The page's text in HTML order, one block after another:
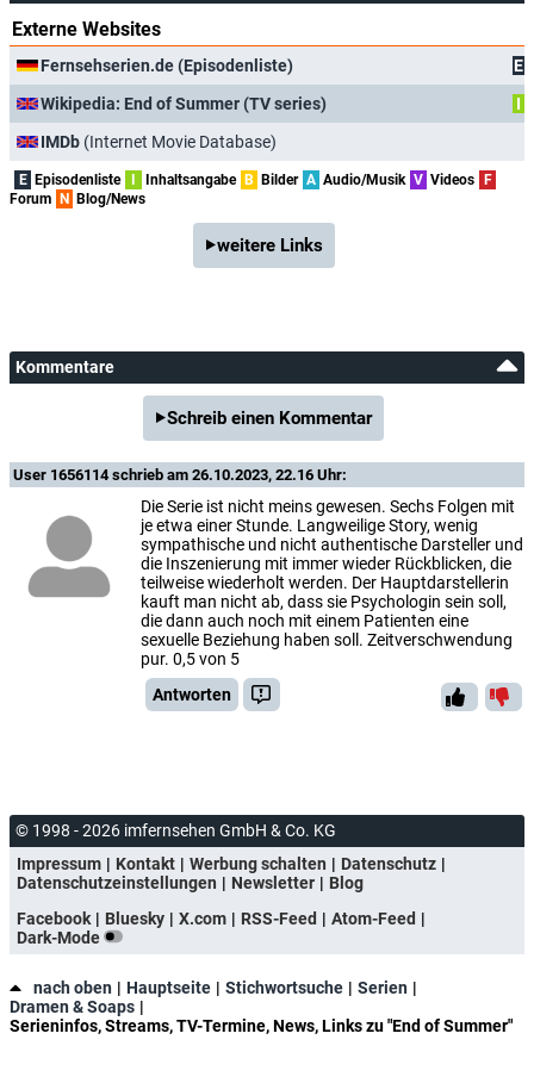
Externe Websites
Fernsehserien.de (Episodenliste)
E
Wikipedia: End of Summer (TV series)
I
IMDb (Internet Movie Database)
E Episodenliste Inhaltsangabe B Bilder A Audio/Musik V Videos
F
Forum
N Blog/News
weitere Links
Kommentare
Schreib einen Kommentar
User 1656114schrieb am 26.10.2023, 22.16 Uhr:
Die Serie ist nicht meins gewesen. Sechs Folgen mit
je etwa einer Stunde. Langweilige Story, wenig
sympathische und nicht authentische Darsteller und
die Inszenierung mit immer wieder Rückblicken, die
teilweise wiederholt werden. Der Hauptdarstellerin
kauft man nicht ab, dass sie Psychologin sein soll,
die dann auch noch mit einem Patienten eine
sexuelle Beziehung haben soll. Zeitverschwendung
pur. 0,5 von 5
Antworten
© 1998 - 2026 imfernsehen GmbH & Co. KG
Impressum
Kontakt Werbung schalten
Datenschutz
Datenschutzeinstellungen
Newsletter
Blog
Facebook
Bluesky X.com RSS-Feed
Atom-Feed
Dark-Mode
nach oben Hauptseite Stichwortsuche
Serien
Dramen & Soaps
Serieninfos, Streams, TV-Termine, News, Links zu "End of Summer"